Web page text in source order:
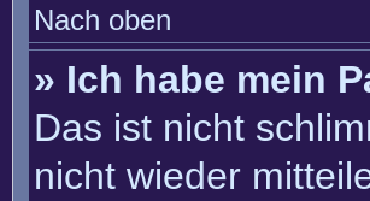
Nach oben
» Ich habe mein
Das ist nicht
nicht wieder